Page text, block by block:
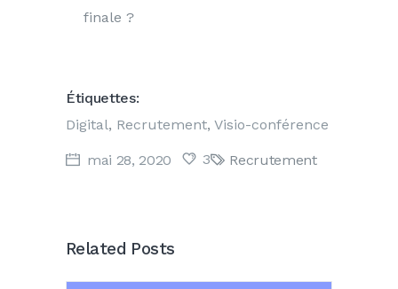
finale ?
Étiquettes:
Digital, Recrutement, Visio-conférence
mai 28, 2020 3 Recrutement
Related Posts